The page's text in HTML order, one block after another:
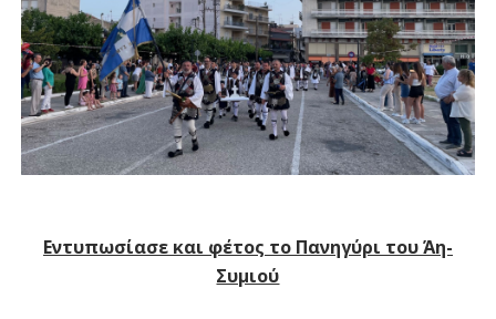
Εντυπωσίασε και φέτος το Πανηγύρι του Άη-
Συμιού